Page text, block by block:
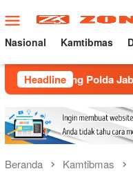
ke
konten
Menu
Mobile
Nasional Kamtibmas
Headline
Polda Jabar: Edukasi
Beranda Kamtibmas